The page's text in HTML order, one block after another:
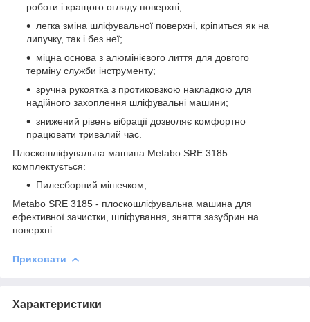
роботи і кращого огляду поверхні;
легка зміна шліфувальної поверхні, кріпиться як на
липучку, так і без неї;
міцна основа з алюмінієвого лиття для довгого
терміну служби інструменту;
зручна рукоятка з протиковзкою накладкою для
надійного захоплення шліфувальні машини;
знижений рівень вібрації дозволяє комфортно
працювати тривалий час.
Плоскошліфувальна машина Metabo SRE 3185
комплектується:
Пилесборний мішечком;
Metabo SRE 3185 - плоскошліфувальна машина для
ефективної зачистки, шліфування, зняття зазубрин на
поверхні.
Приховати
Характеристики